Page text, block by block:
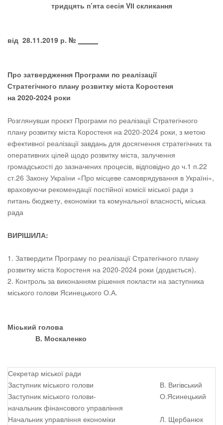
тридцять п’ята сесія VІІ скликання
від 28.11.2019 р. №
Про затвердження Програми по реалізації
Стратегічного плану розвитку міста Коростеня
на 2020-2024 роки
Розглянувши проєкт Програми по реалізації Стратегічного
плану розвитку міста Коростеня на 2020-2024 роки, з метою
ефективної реалізації завдань для досягнення стратегічних та
оперативних цілей щодо розвитку міста, залучення
громадськості до зазначених процесів, відповідно до ч.1 п.22
ст.26 Закону України «Про місцеве самоврядування в Україні»,
враховуючи рекомендації постійної комісії міської ради з
питань бюджету, економіки та комунальної власності, міська
рада
ВИРІШИЛА:
1. Затвердити Програму по реалізації Стратегічного плану
розвитку міста Коростеня на 2020-2024 роки (додається).
2. Контроль за виконанням рішення покласти на заступника
міського голови Ясинецького О.А.
Міський голова
В. Москаленко
Секретар міської ради
Заступник міського голови
Заступник міського голови-
начальник фінансового управління
Начальник управління економіки
В. Вигівський
О.Ясинецький
Л. Щербанюк